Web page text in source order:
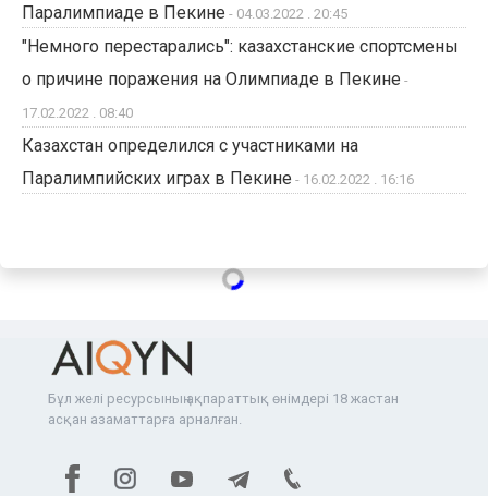
Паралимпиаде в Пекине - 04.03.2022 . 20:45
"Немного перестарались": казахстанские спортсмены
о причине поражения на Олимпиаде в Пекине -
17.02.2022 . 08:40
Казахстан определился с участниками на
Паралимпийских играх в Пекине - 16.02.2022 . 16:16
Бұл желі ресурсының ақпараттық өнімдері 18 жастан
асқан азаматтарға арналған.